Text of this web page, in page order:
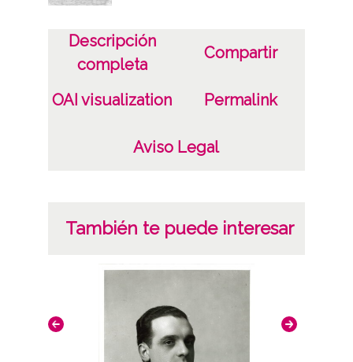
Descripción
completa
Compartir
OAI visualization Permalink
Aviso Legal
También te puede interesar